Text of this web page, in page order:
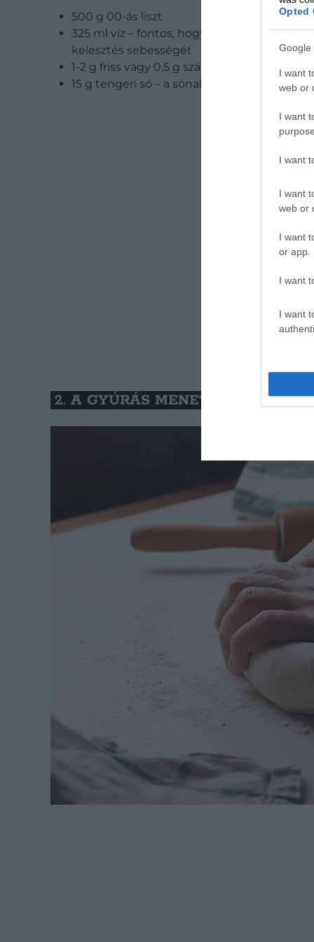
Opted
Google
I want
web or
I want
I want
I want
web or
I want
or app.
I want
I want
500 g 00-ás liszt
325 ml víz – fontos, hogy minél hidegebb
kelesztés sebességét
1-2 g friss vagy 0,5 g szárított élesztő
15 g tengeri só – a sónak mindenképpen
2. A GYÚRÁS MENETE